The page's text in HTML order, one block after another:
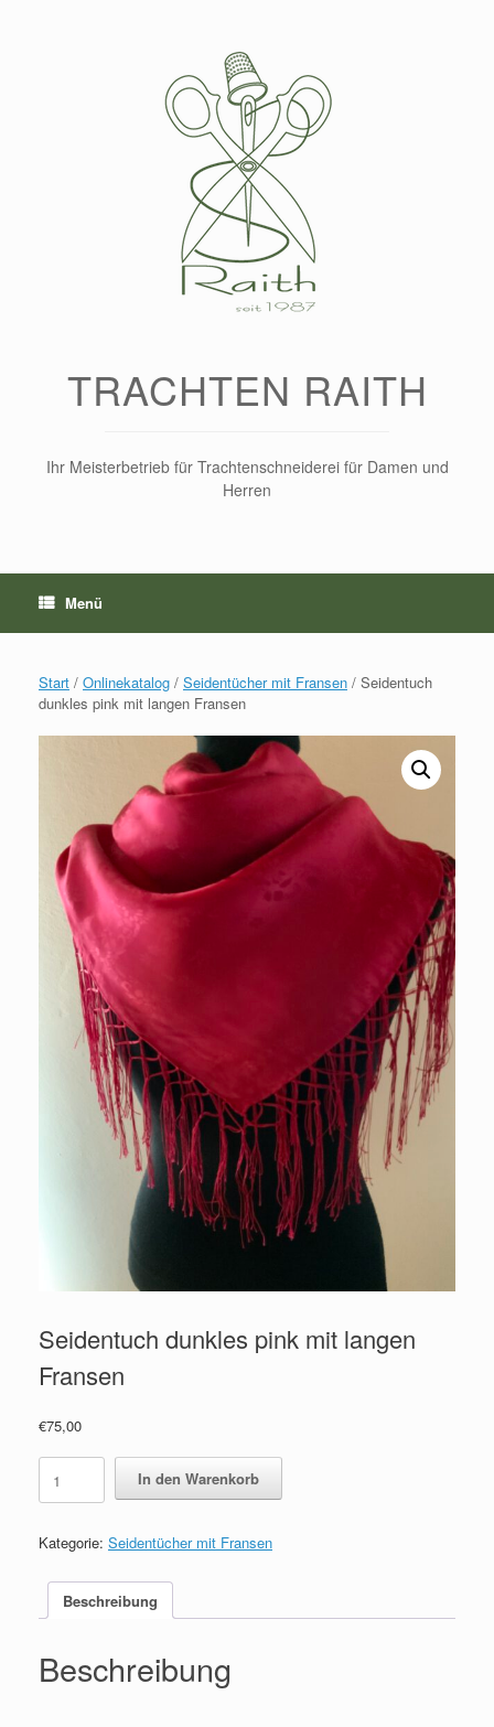
TRACHTEN RAITH
Ihr Meisterbetrieb für Trachtenschneiderei für Damen und
Herren
Menü
Start / Onlinekatalog / Seidentücher mit Fransen / Seidentuch
dunkles pink mit langen Fransen
Seidentuch dunkles pink mit langen
Fransen
€75,00
dunkles
pink
langen
Menge
In den Warenkorb
Kategorie: Seidentücher mit Fransen
Beschreibung
Beschreibung